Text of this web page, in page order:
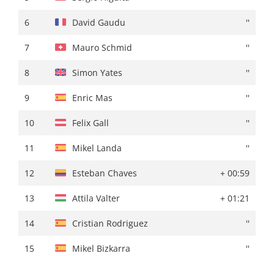
6 David Gaudu ''
7 Mauro Schmid ''
8 Simon Yates ''
9 Enric Mas ''
10 Felix Gall ''
11 Mikel Landa ''
12 Esteban Chaves + 00:59
13 Attila Valter + 01:21
14 Cristian Rodriguez ''
15 Mikel Bizkarra ''
6 Sergio Higuita + 01:37
7 Brandon Mcnulty + 01:38
8 James Knox ''
9 Simon Yates + 01:39
10 Felix Gall + 01:50
11 Mauro Schmid + 02:36
12 Esteban Chaves + 03:01
13 Attila Valter + 03:13
14 Cristian Rodriguez + 03:23
15 Rein Taaramäe + 03:39